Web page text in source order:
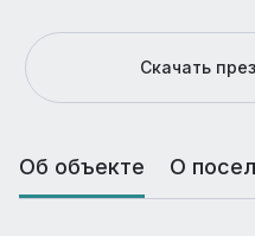
Скачать
Об объекте О